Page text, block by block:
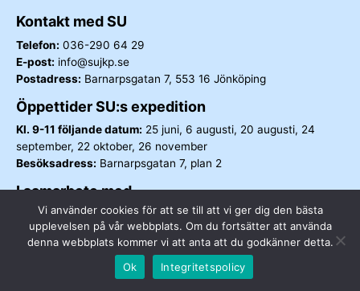
Kontakt med SU
Telefon: 036-290 64 29
E-post: info@sujkp.se
Postadress: Barnarpsgatan 7, 553 16 Jönköping
Öppettider SU:s expedition
Kl. 9-11 följande datum: 25 juni, 6 augusti, 20 augusti, 24
september, 22 oktober, 26 november
Besöksadress: Barnarpsgatan 7, plan 2
I samarbete med
Vi använder cookies för att se till att vi ger dig den bästa
upplevelsen på vår webbplats. Om du fortsätter att använda
denna webbplats kommer vi att anta att du godkänner detta.
Ok
Integritetspolicy